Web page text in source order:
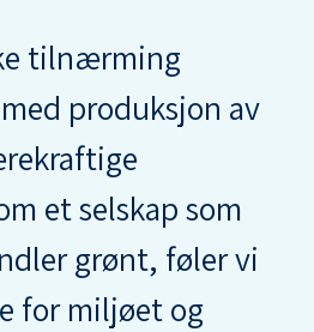
tilnærming
produksjon av
et selskap som
grønt, føler vi
for miljøet og